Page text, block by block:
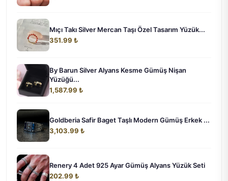
Mıçı Takı Silver Mercan Taşı Özel Tasarım Yüzük...
351.99 ₺
By Barun Silver Alyans Kesme Gümüş Nişan
Yüzüğü...
1,587.99 ₺
Goldberia Safir Baget Taşlı Modern Gümüş Erkek ...
3,103.99 ₺
Renery 4 Adet 925 Ayar Gümüş Alyans Yüzük Seti
202.99 ₺